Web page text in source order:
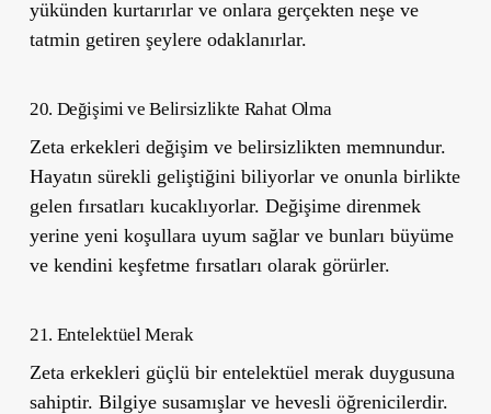
yükünden kurtarırlar ve onlara gerçekten neşe ve
tatmin getiren şeylere odaklanırlar.
20. Değişimi ve Belirsizlikte Rahat Olma
Zeta erkekleri değişim ve belirsizlikten memnundur.
Hayatın sürekli geliştiğini biliyorlar ve onunla birlikte
gelen fırsatları kucaklıyorlar. Değişime direnmek
yerine yeni koşullara uyum sağlar ve bunları büyüme
ve kendini keşfetme fırsatları olarak görürler.
21. Entelektüel Merak
Zeta erkekleri güçlü bir entelektüel merak duygusuna
sahiptir. Bilgiye susamışlar ve hevesli öğrenicilerdir.